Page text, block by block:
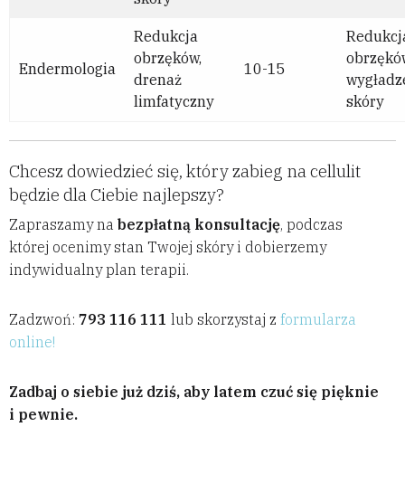
Endermologia
Redukcja
obrzęków,
drenaż
limfatyczny
10-15
skóry
Chcesz dowiedzieć się, który zabieg na cellulit
będzie dla Ciebie najlepszy?
Zapraszamy na bezpłatną konsultację, podczas
której ocenimy stan Twojej skóry i dobierzemy
indywidualny plan terapii.
Zadzwoń: 793 116 111 lub skorzystaj z formularza
online!
Zadbaj o siebie już dziś, aby latem czuć się pięknie
i pewnie.